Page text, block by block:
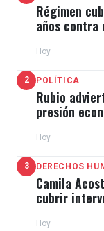
Régimen
años contra
Hoy
2 POLÍTICA
Rubio
presión
Hoy
3 DERECHOS
Camila
cubrir
Hoy